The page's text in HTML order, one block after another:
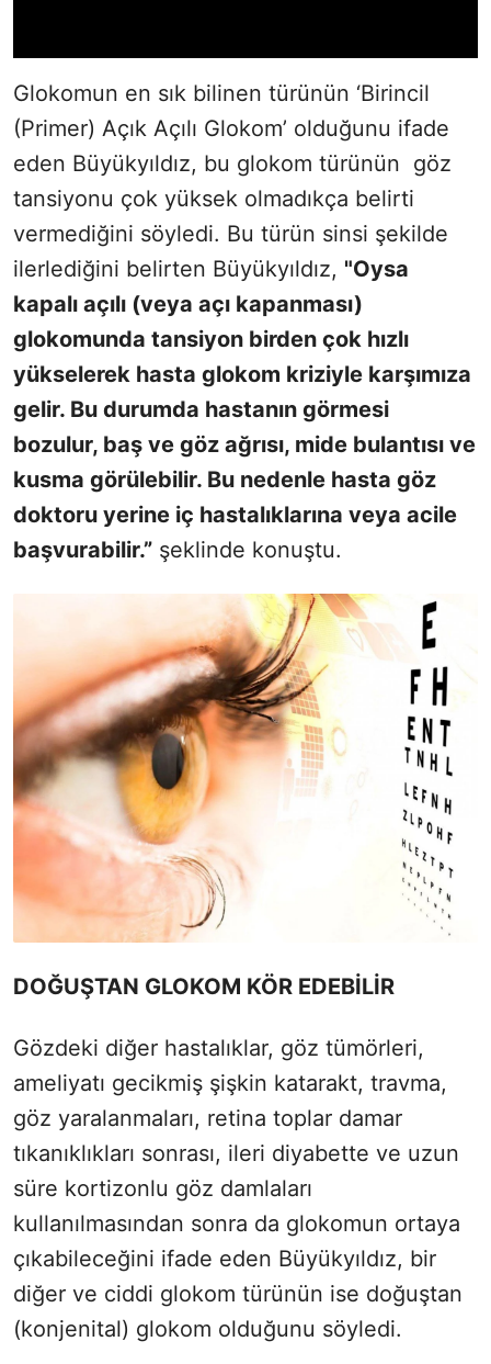
Glokomun en sık bilinen türünün ‘Birincil
(Primer) Açık Açılı Glokom’ olduğunu ifade
eden Büyükyıldız, bu glokom türünün göz
tansiyonu çok yüksek olmadıkça belirti
vermediğini söyledi. Bu türün sinsi şekilde
ilerlediğini belirten Büyükyıldız, "Oysa
kapalı açılı (veya açı kapanması)
glokomunda tansiyon birden çok hızlı
yükselerek hasta glokom kriziyle karşımıza
gelir. Bu durumda hastanın görmesi
bozulur, baş ve göz ağrısı, mide bulantısı ve
kusma görülebilir. Bu nedenle hasta göz
doktoru yerine iç hastalıklarına veya acile
başvurabilir.” şeklinde konuştu.
DOĞUŞTAN GLOKOM KÖR EDEBİLİR
Gözdeki diğer hastalıklar, göz tümörleri,
ameliyatı gecikmiş şişkin katarakt, travma,
göz yaralanmaları, retina toplar damar
tıkanıklıkları sonrası, ileri diyabette ve uzun
süre kortizonlu göz damlaları
kullanılmasından sonra da glokomun ortaya
çıkabileceğini ifade eden Büyükyıldız, bir
diğer ve ciddi glokom türünün ise doğuştan
(konjenital) glokom olduğunu söyledi.